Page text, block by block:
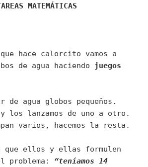
MATEMÁTICAS
que hace calorcito vamos a
de agua haciendo juegos
de agua globos pequeños.
y los lanzamos de uno a otro.
varios, hacemos la resta.
que ellos y ellas formulen
problema: “teníamos 14